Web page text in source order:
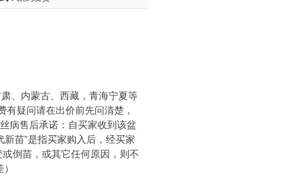
、内蒙古、西藏，青海宁夏等
疑问请在出价前先问清楚，
病售后承诺：自买家收到该盆
苗”是指买家购入后，经买家
倒苗，或其它任何原因，则不